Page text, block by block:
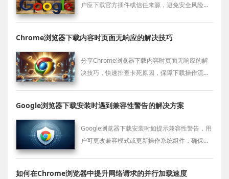
户应下载官方插件或信任来源，避免安全风险，
Chrome浏览器下载内容时页面无响应的解决技巧
分享Chrome浏览器下载内容时页面无响应的解
决技巧，快速排查卡死原因，保障下载操作流畅
Google浏览器下载安装时遇到兼容性警告的解决方案
Google浏览器下载安装时如提示兼容性警告，用
户可更改兼容模式或更新操作系统组件，确保软
如何在Chrome浏览器中提升网络请求的并行加载速度